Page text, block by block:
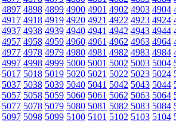
4897 4898 4899 4900 4901 4902 4903 4904
4917 4918 4919 4920 4921 4922 4923 4924
4937 4938 4939 4940 4941 4942 4943 4944
4957 4958 4959 4960 4961 4962 4963 4964
4977 4978 4979 4980 4981 4982 4983 4984
4997 4998 4999 5000 5001 5002 5003 5004
5017 5018 5019 5020 5021 5022 5023 5024
5037 5038 5039 5040 5041 5042 5043 5044
5057 5058 5059 5060 5061 5062 5063 5064
5077 5078 5079 5080 5081 5082 5083 5084
5097 5098 5099 5100 5101 5102 5103 5104